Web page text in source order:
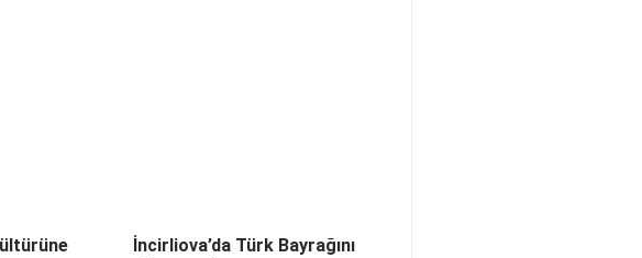
İncirliova’da Türk Bayrağını